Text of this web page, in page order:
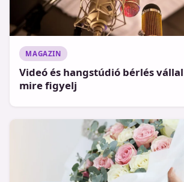
MAGAZIN
Videó és hangstúdió bérlés
mire figyelj